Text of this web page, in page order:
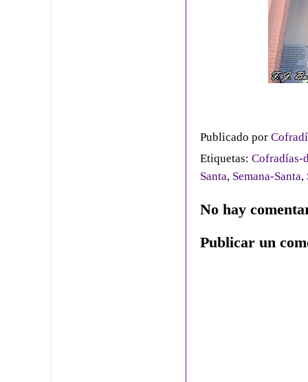
Publicado por
Etiquetas: Cofradías-
Santa, Semana-Santa,
No hay
Publicar un